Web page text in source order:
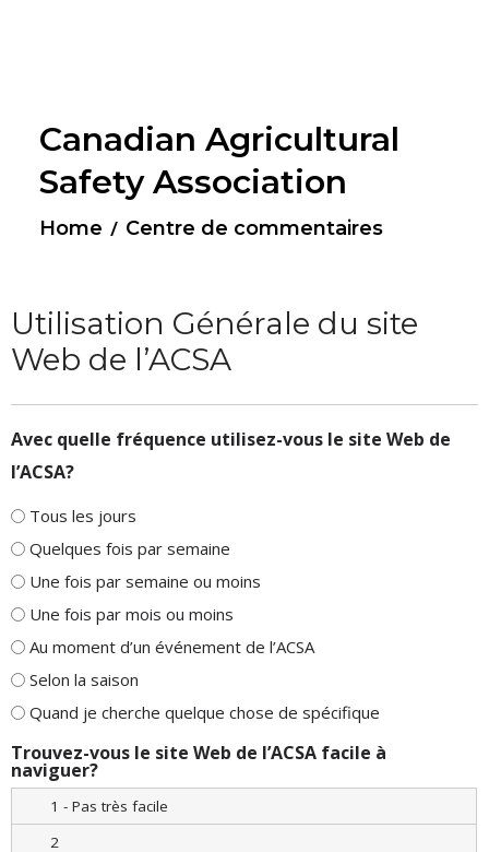
Canadian Agricultural
Safety Association
Home / Centre de commentaires
Utilisation Générale du site
Web de l’ACSA
Avec quelle fréquence utilisez-vous le site Web de
l’ACSA?
Tous les jours
Quelques fois par semaine
Une fois par semaine ou moins
Une fois par mois ou moins
Au moment d’un événement de l’ACSA
Selon la saison
Quand je cherche quelque chose de spécifique
Trouvez-vous le site Web de l’ACSA facile à
naviguer?